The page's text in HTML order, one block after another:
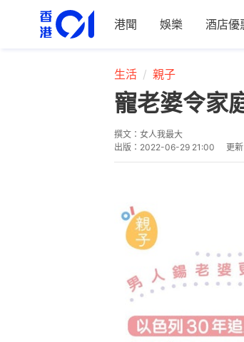
港聞 娛樂 酒店優
生活 親子
寵老婆令家
撰文： 女人我最大
出版： 2022-06-29 21:00 更新